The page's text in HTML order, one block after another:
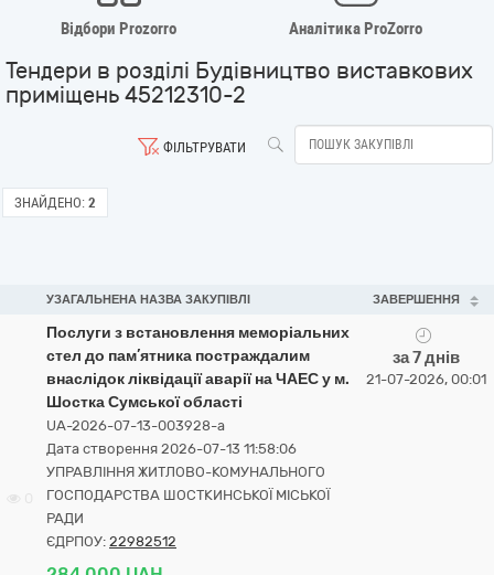
Відбори Prozorro Аналітика ProZorro
Тендери в розділі Будівництво виставкових
приміщень 45212310-2
ФІЛЬТРУВАТИ
ЗНАЙДЕНО: 2
УЗАГАЛЬНЕНА НАЗВА ЗАКУПІВЛІ ЗАВЕРШЕННЯ
Послуги з встановлення меморіальних
стел до пам’ятника постраждалим
внаслідок ліквідації аварії на ЧАЕС у м.
Шостка Сумської області
UA-2026-07-13-003928-a
Дата створення 2026-07-13 11:58:06
УПРАВЛІННЯ ЖИТЛОВО-КОМУНАЛЬНОГО
ГОСПОДАРСТВА ШОСТКИНСЬКОЇ МІСЬКОЇ
РАДИ
ЄДРПОУ: 22982512
за 7 днів
21-07-2026, 00:01